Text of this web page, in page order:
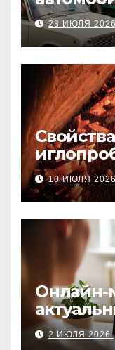
28 ИЮЛЯ 2026
матов
10 ИЮЛЯ
Онлайн-
2 ИЮЛЯ 2026